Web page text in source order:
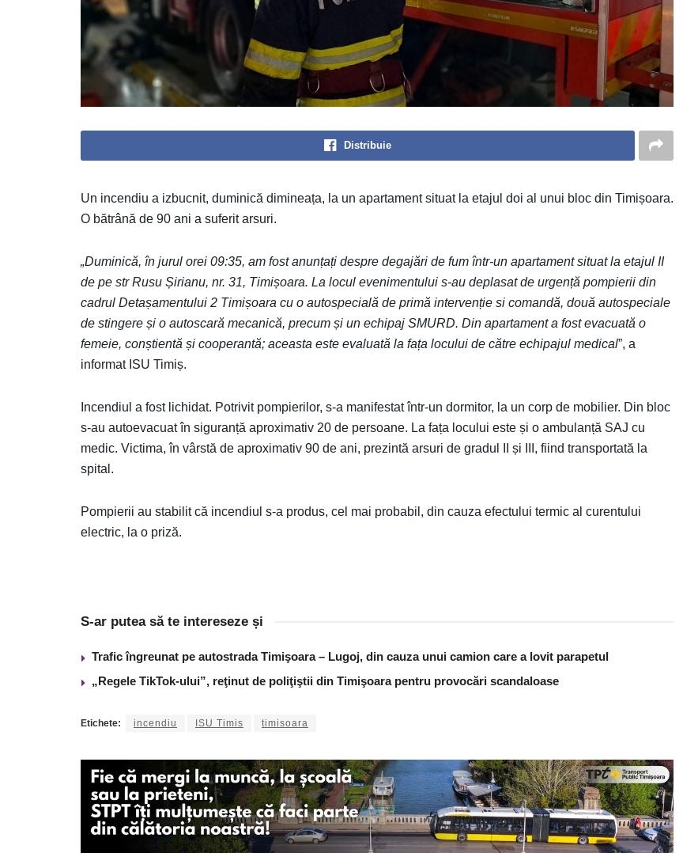
Distribuie
Un incendiu a izbucnit, duminică dimineața, la un apartament situat la etajul doi al unui bloc din Timișoara.
O bătrână de 90 ani a suferit arsuri.
„Duminică, în jurul orei 09:35, am fost anunțați despre degajări de fum într-un apartament situat la etajul II
de pe str Rusu Șirianu, nr. 31, Timișoara. La locul evenimentului s-au deplasat de urgență pompierii din
cadrul Detașamentului 2 Timișoara cu o autospecială de primă intervenție si comandă, două autospeciale
de stingere și o autoscară mecanică, precum și un echipaj SMURD. Din apartament a fost evacuată o
femeie, conștientă și cooperantă; aceasta este evaluată la fața locului de către echipajul medical”, a
informat ISU Timiș.
Incendiul a fost lichidat. Potrivit pompierilor, s-a manifestat într-un dormitor, la un corp de mobilier. Din bloc
s-au autoevacuat în siguranță aproximativ 20 de persoane. La fața locului este și o ambulanță SAJ cu
medic. Victima, în vârstă de aproximativ 90 de ani, prezintă arsuri de gradul II și III, fiind transportată la
spital.
Pompierii au stabilit că incendiul s-a produs, cel mai probabil, din cauza efectului termic al curentului
electric, la o priză.
S-ar putea să te intereseze și
Trafic îngreunat pe autostrada Timişoara – Lugoj, din cauza unui camion care a lovit parapetul
„Regele TikTok-ului”, reţinut de poliţiştii din Timişoara pentru provocări scandaloase
Etichete: incendiu ISU Timis timisoara